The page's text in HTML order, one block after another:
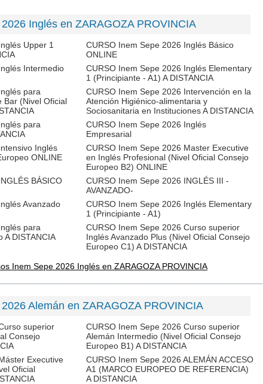
Inglés en ZARAGOZA PROVINCIA
Upper 1
CURSO Inem Sepe 2026 Inglés Básico
ONLINE
Intermedio
CURSO Inem Sepe 2026 Inglés Elementary
1 (Principiante - A1) A DISTANCIA
para
Bar (Nivel Oficial
CURSO Inem Sepe 2026 Intervención en la
Atención Higiénico-alimentaria y
Sociosanitaria en Instituciones A DISTANCIA
para
CURSO Inem Sepe 2026 Inglés
Empresarial
Inglés
ONLINE
CURSO Inem Sepe 2026 Master Executive
en Inglés Profesional (Nivel Oficial Consejo
Europeo B2) ONLINE
BÁSICO
CURSO Inem Sepe 2026 INGLÉS III -
AVANZADO-
Avanzado
CURSO Inem Sepe 2026 Inglés Elementary
1 (Principiante - A1)
para
A DISTANCIA
CURSO Inem Sepe 2026 Curso superior
Inglés Avanzado Plus (Nivel Oficial Consejo
Europeo C1) A DISTANCIA
Inem Sepe 2026 Inglés en ZARAGOZA PROVINCIA
Alemán en ZARAGOZA PROVINCIA
superior
Consejo
CURSO Inem Sepe 2026 Curso superior
Alemán Intermedio (Nivel Oficial Consejo
Europeo B1) A DISTANCIA
Executive
Oficial
CURSO Inem Sepe 2026 ALEMÁN ACCESO
A1 (MARCO EUROPEO DE REFERENCIA)
A DISTANCIA